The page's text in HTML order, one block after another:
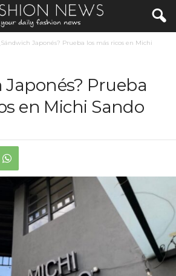
Japonés? Prueba los más ricos en Michi
Prueba
en Michi Sando